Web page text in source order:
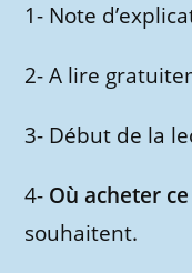
1- Note
2- A lire
3- Début de la
4- Où acheter
souhaitent.